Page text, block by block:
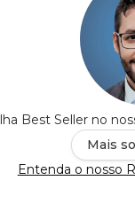
Best Seller no
Mais
Entenda o nosso